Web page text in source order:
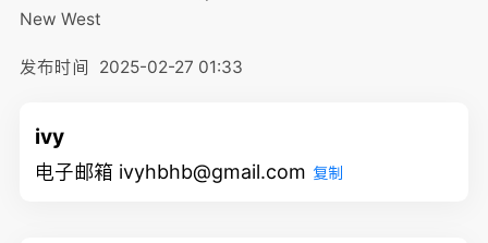
New West
发布时间 2025-02-27 01:33
ivy
电子邮箱 ivyhbhb@gmail.com 复制